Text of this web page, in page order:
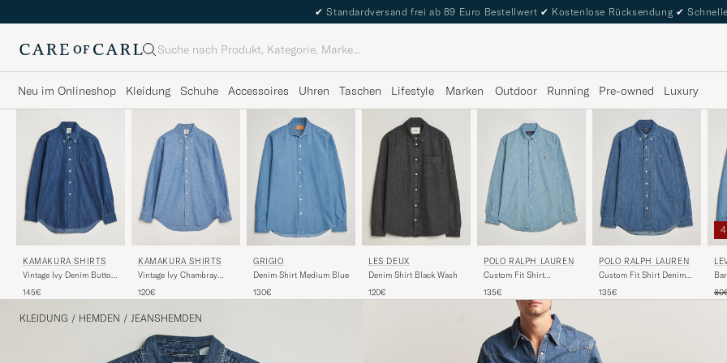
✔ Standardversand frei ab 89 Euro Bestellwert ✔ Kostenlose Rücksendung ✔
Suche
Neu im Onlineshop Kleidung Schuhe Accessoires Uhren Taschen Lifestyle Marken Outdoor Running Pre-owned Luxury
KAMAKURA SHIRTS
Vintage Ivy Denim Button
145€
KAMAKURA SHIRTS
Vintage Ivy Chambray
120€
GRIGIO
Denim Shirt Medium Blue
130€
LES DEUX
Denim Shirt Black Wash
120€
POLO RALPH LAUREN
Custom Fit Shirt
135€
POLO RALPH LAUREN
Custom Fit Shirt Denim
135€
KLEIDUNG / HEMDEN / JEANSHEMDEN